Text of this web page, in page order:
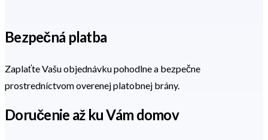
Bezpečná platba
Zaplaťte Vašu objednávku pohodlne a bezpečne
prostredníctvom overenej platobnej brány.
Doručenie až ku Vám domov